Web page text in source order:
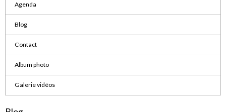
Agenda
Blog
Contact
Album photo
Galerie vidéos